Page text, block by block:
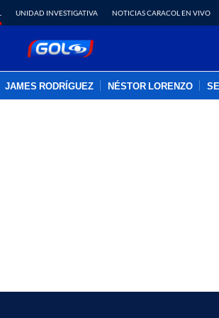
UNIDAD INVESTIGATIVA NOTICIAS CARACOL EN VIVO
JAMES RODRÍGUEZ NÉSTOR LORENZO